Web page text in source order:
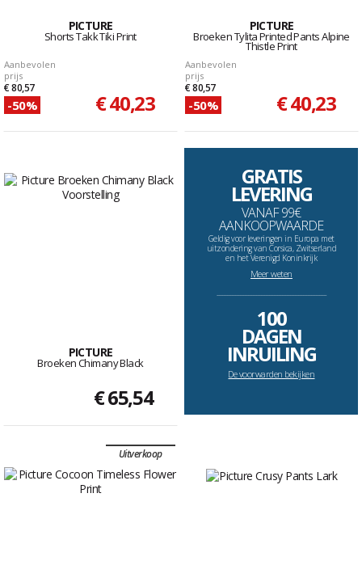
PICTURE
Shorts Takk Tiki Print
Aanbevolen
prijs
€ 80,57
-50% € 40,23
PICTURE
Broeken Tylita Printed Pants Alpine
Thistle Print
Aanbevolen
prijs
€ 80,57
-50% € 40,23
PICTURE
Broeken Chimany Black
€ 65,54
GRATIS
LEVERING
VANAF 99€
AANKOOPWAARDE
Geldig voor leveringen in Europa met
uitzondering van Corsica, Zwitserland
en het Verenigd Koninkrijk
Meer weten
--------------------------------------------------------------------
100
DAGEN
INRUILING
De voorwarden bekijken
Uitverkoop